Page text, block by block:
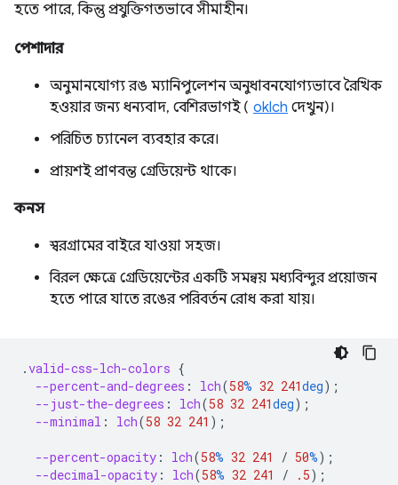
হতে পারে, কিন্তু প্রযুক্তিগতভাবে সীমাহীন।
পেশাদার
অনুমানযোগ্য রঙ ম্যানিপুলেশন অনুধাবনযোগ্যভাবে রৈখিক
হওয়ার জন্য ধন্যবাদ, বেশিরভাগই ( oklch দেখুন)।
পরিচিত চ্যানেল ব্যবহার করে।
প্রায়শই প্রাণবন্ত গ্রেডিয়েন্ট থাকে।
কনস
স্বরগ্রামের বাইরে যাওয়া সহজ।
বিরল ক্ষেত্রে গ্রেডিয়েন্টের একটি সমন্বয় মধ্যবিন্দুর প্রয়োজন
হতে পারে যাতে রঙের পরিবর্তন রোধ করা যায়।
.valid-css-lch-colors {
--percent-and-degrees : lch(58% 32 241deg);
--just-the-degrees : lch(58 32 241deg);
--minimal : lch(58 32 241 );
--percent-opacity : lch(58% 32 241 / 50%);
--decimal-opacity : lch(58% 32 241 / .5);